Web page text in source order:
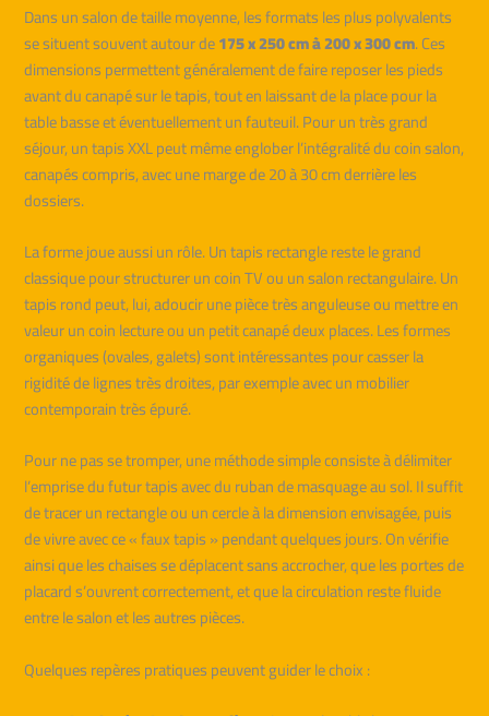
Dans un salon de taille moyenne, les formats les plus polyvalents
se situent souvent autour de175 x 250 cm à 200 x 300 cm. Ces
dimensions permettent généralement de faire reposer les pieds
avant du canapé sur le tapis, tout en laissant de la place pour la
table basse et éventuellement un fauteuil. Pour un très grand
séjour, un tapis XXL peut même englober l’intégralité du coin salon,
canapés compris, avec une marge de 20 à 30 cm derrière les
dossiers.
La forme joue aussi un rôle. Un tapis rectangle reste le grand
classique pour structurer un coin TV ou un salon rectangulaire. Un
tapis rond peut, lui, adoucir une pièce très anguleuse ou mettre en
valeur un coin lecture ou un petit canapé deux places. Les formes
organiques (ovales, galets) sont intéressantes pour casser la
rigidité de lignes très droites, par exemple avec un mobilier
contemporain très épuré.
Pour ne pas se tromper, une méthode simple consiste à délimiter
l’emprise du futur tapis avec du ruban de masquage au sol. Il suffit
de tracer un rectangle ou un cercle à la dimension envisagée, puis
de vivre avec ce « faux tapis » pendant quelques jours. On vérifie
ainsi que les chaises se déplacent sans accrocher, que les portes de
placard s’ouvrent correctement, et que la circulation reste fluide
entre le salon et les autres pièces.
Quelques repères pratiques peuvent guider le choix :